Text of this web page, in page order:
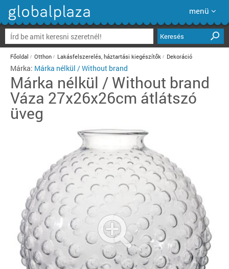
menü
Keresés
Főoldal Otthon Lakásfelszerelés, háztartási kiegészítők Dekoráció
Márka: Márka nélkül / Without brand
Márka nélkül / Without brand
Váza 27x26x26cm átlátszó
üveg